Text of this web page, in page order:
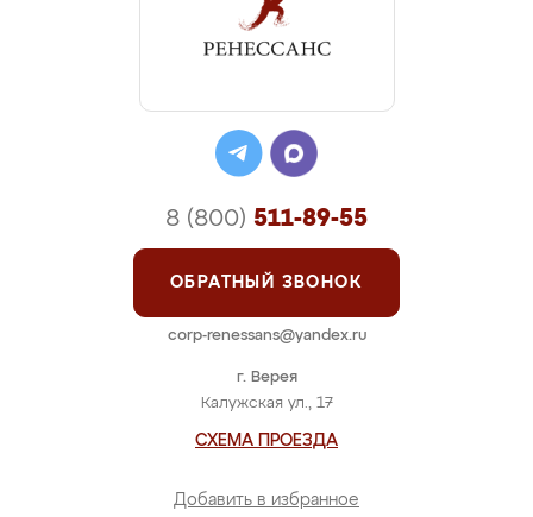
г. Верея
Калужская ул., 17
СХЕМА ПРОЕЗДА
Добавить в избранное
8 (800) 511-89-55
ОБРАТНЫЙ ЗВОНОК
corp-renessans@yandex.ru